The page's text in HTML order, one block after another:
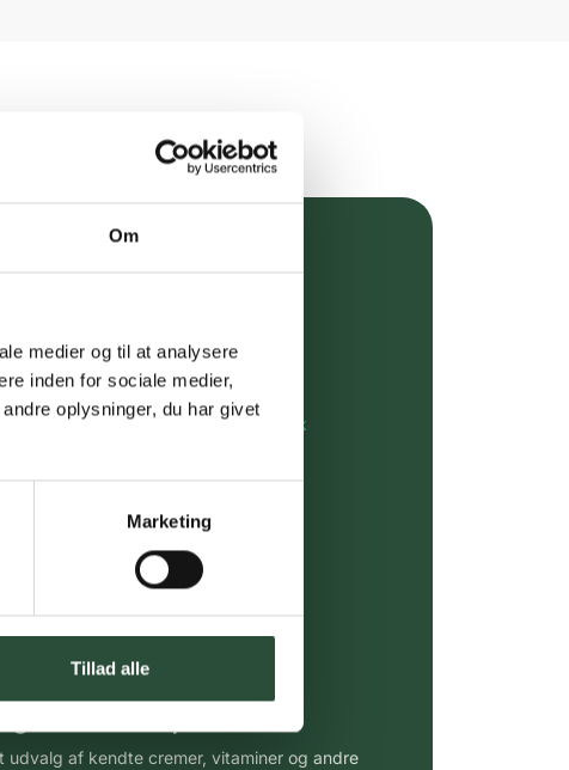
Om
medier og til at analysere
inden for sociale medier,
oplysninger, du har givet
Marketing
Tillad alle
over 349 kr.
på: kundeservice@uglecare.dk
via GLS, og DAO
priser*
af kendte produkter
udvalg af kendte cremer, vitaminer og andre